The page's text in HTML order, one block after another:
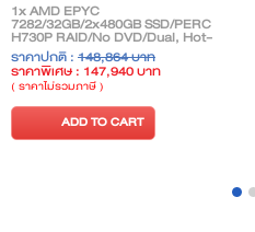
1x AMD EPYC
7282/32GB/2x480GB SSD/PERC
H730P RAID/No DVD/Dual, Hot-
plug, Redundant Power Supply
(1+1), 1100W *สินค้าตกรุ่น (EOL)
ติดต่อฝ่ายขายเพื่อแนะนำรุ่นทดแทน*
ราคาปกติ : 148,864 บาท
ราคาพิเศษ : 147,940 บาท
( ราคาไม่รวมภาษี )
ADD TO CART